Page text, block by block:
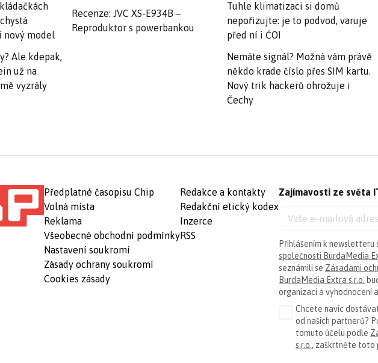
nový model
Ale kdepak,
už na
vyzrály
Recenze: JVC XS-E934B –
Reproduktor s powerbankou
Tuhle klimatizaci si domů
nepořizujte: je to podvod, varuje
před ní i ČOI
Nemáte signál? Možná vám právě
někdo krade číslo přes SIM kartu.
Nový trik hackerů ohrožuje i
Čechy
Předplatné časopisu Chip
Volná místa
Reklama
Všeobecné obchodní podmínky
Nastavení soukromí
Zásady ochrany soukromí
Cookies zásady
Redakce a kontakty
Redakční etický kodex
Inzerce
RSS
Zajímavosti ze světa
Přihlášením k newsletteru
společnosti BurdaMedia
seznámili se Zásadami
BurdaMedia Extra s.r.o.
organizaci a vyhodnocení
Chcete navíc
od našich partnerů?
tomuto účelu podle
s.r.o. , zaškrtněte toto